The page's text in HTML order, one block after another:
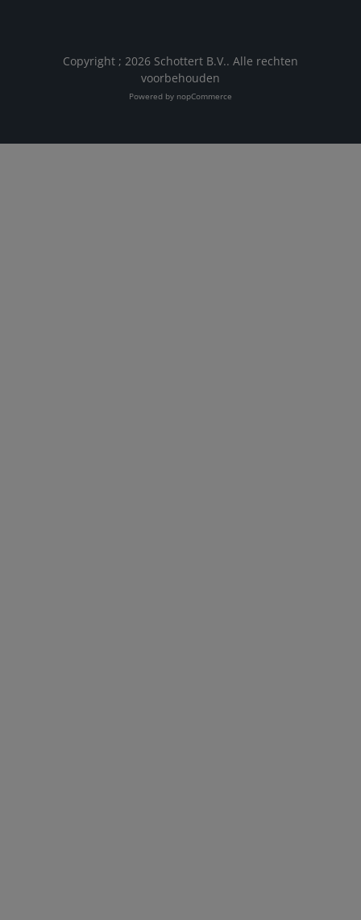
Copyright ; 2026 Schottert B.V.. Alle rechten
voorbehouden
Powered by nopCommerce